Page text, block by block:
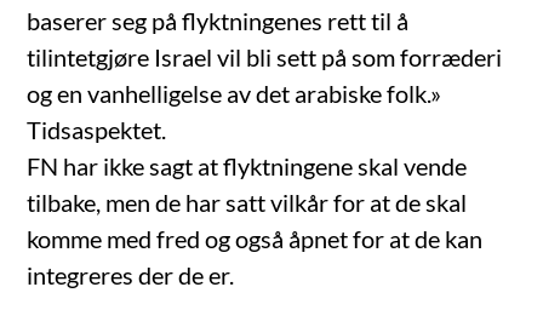
baserer seg på flyktningenes rett til å
tilintetgjøre Israel vil bli sett på som forræderi
og en vanhelligelse av det arabiske folk.»
Tidsaspektet.
FN har ikke sagt at flyktningene skal vende
tilbake, men de har satt vilkår for at de skal
komme med fred og også åpnet for at de kan
integreres der de er.